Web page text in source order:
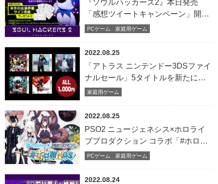
PCゲーム 家庭用ゲーム
『ソウルハッカーズ2』本日発売
「感想ツイートキャンペーン」開
催！
2022.08.25
家庭用ゲーム
「アトラス ニンテンドー3DSファイ
ナルセール」5タイトルを新たに追
加！
2022.08.25
PCゲーム 家庭用ゲーム
PSO2 ニュージェネシス×ホロライ
ブプロダクション コラボ「#ホロ旅
NGS」公開！
2022.08.24